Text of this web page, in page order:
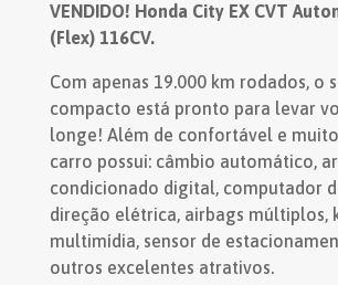
VENDIDO! Honda City EX CVT
(Flex) 116CV.
Com apenas 19.000 km rodados, o
compacto está pronto para levar
longe! Além de confortável e
carro possui: câmbio automático,
condicionado digital, computador
direção elétrica, airbags múltiplos,
multimídia, sensor de
outros excelentes atrativos.